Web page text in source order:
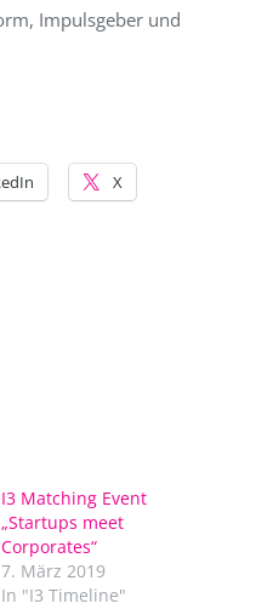
Impulsgeber und
X
I3 Matching Event
„Startups meet
Corporates“
7. März 2019
In "I3 Timeline"